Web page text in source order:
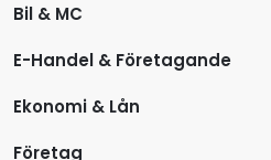
i
g
e
Bil & MC
E-Handel & Företagande
Ekonomi & Lån
Företag